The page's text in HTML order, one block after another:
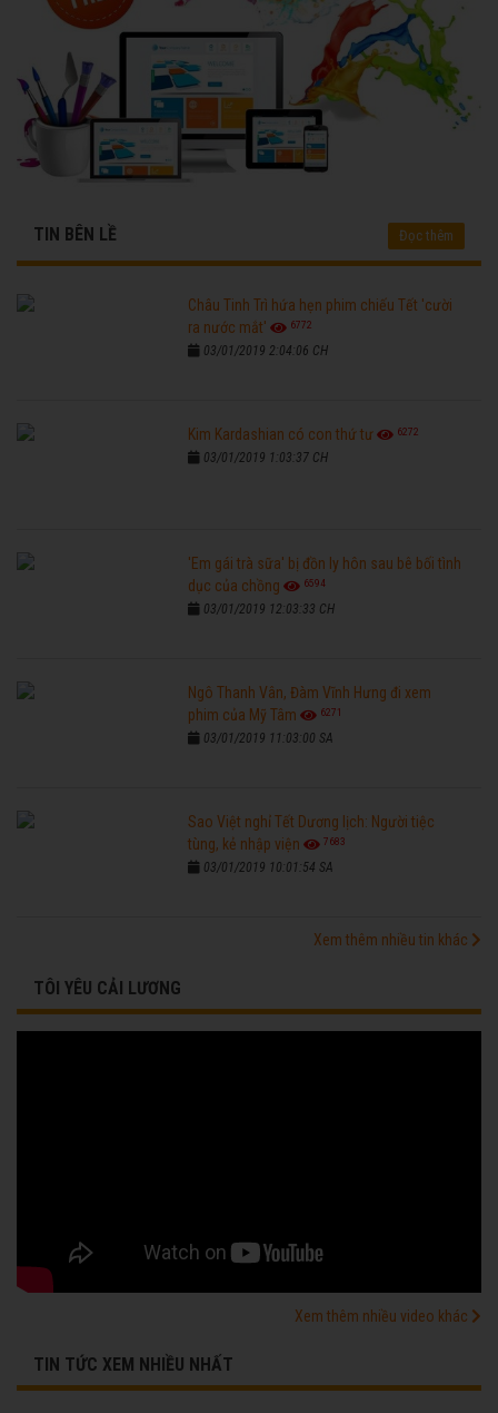
TIN BÊN LỀ Đọc thêm
Châu Tinh Trì hứa hẹn phim chiếu Tết 'cười
ra nước mắt'
6772
03/01/2019 2:04:06 CH
Kim Kardashian có con thứ tư 6272
03/01/2019 1:03:37 CH
'Em gái trà sữa' bị đồn ly hôn sau bê bối tình
dục của chồng
6594
03/01/2019 12:03:33 CH
Ngô Thanh Vân, Đàm Vĩnh Hưng đi xem
phim của Mỹ Tâm
6271
03/01/2019 11:03:00 SA
Sao Việt nghỉ Tết Dương lịch: Người tiệc
tùng, kẻ nhập viện
7683
03/01/2019 10:01:54 SA
Xem thêm nhiều tin khác
TÔI YÊU CẢI LƯƠNG
Xem thêm nhiều video khác
TIN TỨC XEM NHIỀU NHẤT